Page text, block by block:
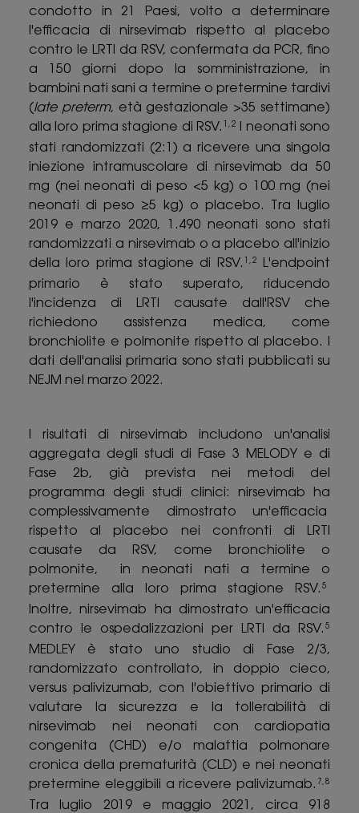
condotto in 21 Paesi, volto a determinare
l'efficacia di nirsevimab rispetto al placebo
contro le LRTI da RSV, confermata da PCR, fino
a 150 giorni dopo la somministrazione, in
bambini nati sani a termine o pretermine tardivi
(late preterm, età gestazionale >35 settimane)
alla loro prima stagione di RSV.
1,2
I neonati sono
stati randomizzati (2:1) a ricevere una singola
iniezione intramuscolare di nirsevimab da 50
mg (nei neonati di peso <5 kg) o 100 mg (nei
neonati di peso ≥5 kg) o placebo. Tra luglio
2019 e marzo 2020, 1.490 neonati sono stati
randomizzati a nirsevimab o a placebo all'inizio
della loro prima stagione di RSV.
1,2
L'endpoint
primario è stato superato, riducendo
l'incidenza di LRTI causate dall'RSV che
richiedono assistenza medica, come
bronchiolite e polmonite rispetto al placebo. I
dati dell'analisi primaria sono stati pubblicati su
NEJM nel marzo 2022.
I risultati di nirsevimab includono un'analisi
aggregata degli studi di Fase 3 MELODY e di
Fase 2b, già prevista nei metodi del
programma degli studi clinici: nirsevimab ha
complessivamente dimostrato un'efficacia
rispetto al placebo nei confronti di LRTI
causate da RSV, come bronchiolite o
polmonite, in neonati nati a termine o
pretermine alla loro prima stagione RSV. 5
Inoltre, nirsevimab ha dimostrato un'efficacia
contro le ospedalizzazioni per LRTI da RSV. 5
MEDLEY è stato uno studio di Fase 2/3,
randomizzato controllato, in doppio cieco,
versus palivizumab, con l'obiettivo primario di
valutare la sicurezza e la tollerabilità di
nirsevimab nei neonati con cardiopatia
congenita (CHD) e/o malattia polmonare
cronica della prematurità (CLD) e nei neonati
pretermine eleggibili a ricevere palivizumab. 7,8
Tra luglio 2019 e maggio 2021, circa 918